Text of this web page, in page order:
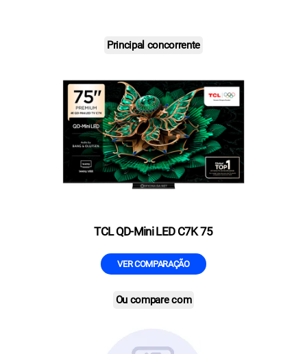
Principal concorrente
TCL QD-Mini LED C7K 75
VER COMPARAÇÃO
Ou compare com